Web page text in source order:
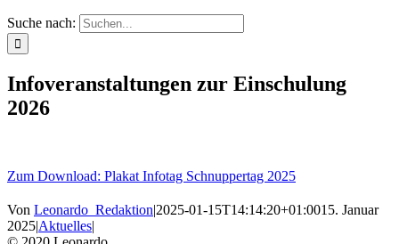
Suche nach:
Infoveranstaltungen zur Einschulung
2026
Zum Download: Plakat Infotag Schnuppertag 2025
Von Leonardo_Redaktion|2025-01-15T14:14:20+01:0015. Januar
2025|Aktuelles|